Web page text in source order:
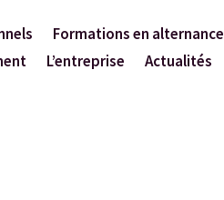
Formations en alternance
L’entreprise Actualités